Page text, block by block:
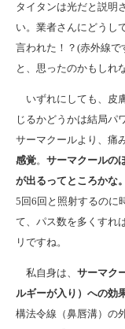
タイタンは光だと説明
い。業者さんにどうし
言われた！？(赤外線
と、思ったのかもしれ
いずれにしても、皮
じるかどうかは結局パ
サーマクールより、痛
感覚。 サーマクールの
が出るってところかな。
5回6回と照射するのに
て、パス数を多くすれ
リですね。
私自身は、 サーマク
ルギーが入り）への効
構法令線（鼻唇溝）の